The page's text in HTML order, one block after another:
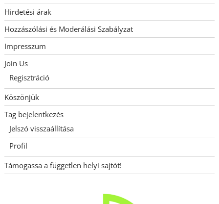
Hirdetési árak
Hozzászólási és Moderálási Szabályzat
Impresszum
Join Us
Regisztráció
Köszönjük
Tag bejelentkezés
Jelszó visszaállítása
Profil
Támogassa a független helyi sajtót!